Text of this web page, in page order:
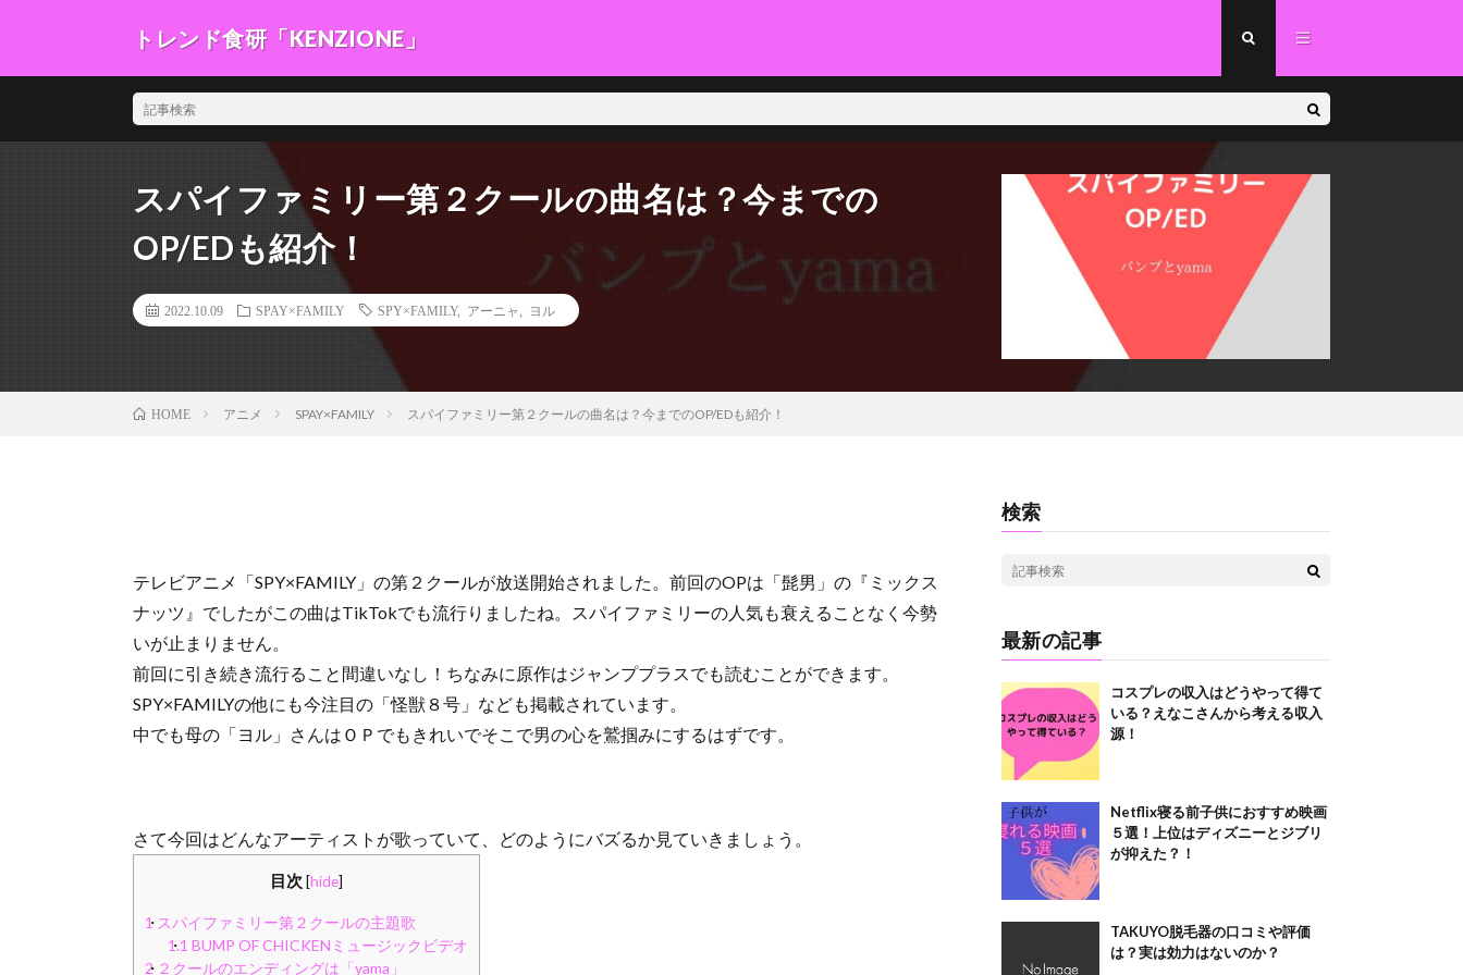
トレンド食研「KENZIONE」
スパイファミリー第２クールの曲名は？今までの
OP/EDも紹介！
2022.10.09 SPAY×FAMILY SPY×FAMILY, アーニャ ヨル
HOME アニメ SPAY×FAMILY スパイファミリー第２クールの曲名は？今までのOP/EDも紹介！
テレビアニメ「SPY×FAMILY」の第２クールが放送開始されました。前回のOPは「髭男」の『ミックス
ナッツ』でしたがこの曲はTikTokでも流行りましたね。スパイファミリーの人気も衰えることなく今勢
いが止まりません。
前回に引き続き流行ること間違いなし！ちなみに原作はジャンププラスでも読むことができます。
SPY×FAMILYの他にも今注目の「怪獣８号」なども掲載されています。
中でも母の「ヨル」さんはＯＰでもきれいでそこで男の心を鷲掴みにするはずです。
さて今回はどんなアーティストが歌っていて、どのようにバズるか見ていきましょう。
目次 [hide]
1スパイファミリー第２クールの主題歌
1.1 BUMP OF CHICKENミュージックビデオ
2２クールのエンディングは「yama」
検索
最新の記事
コスプレの収入はどうやって得て
いる？えなこさんから考える収入
源！
Netflix寝る前子供におすすめ映画
５選！上位はディズニーとジブリ
が抑えた？！
TAKUYO脱毛器の口コミや評価
は？実は効力はないのか？